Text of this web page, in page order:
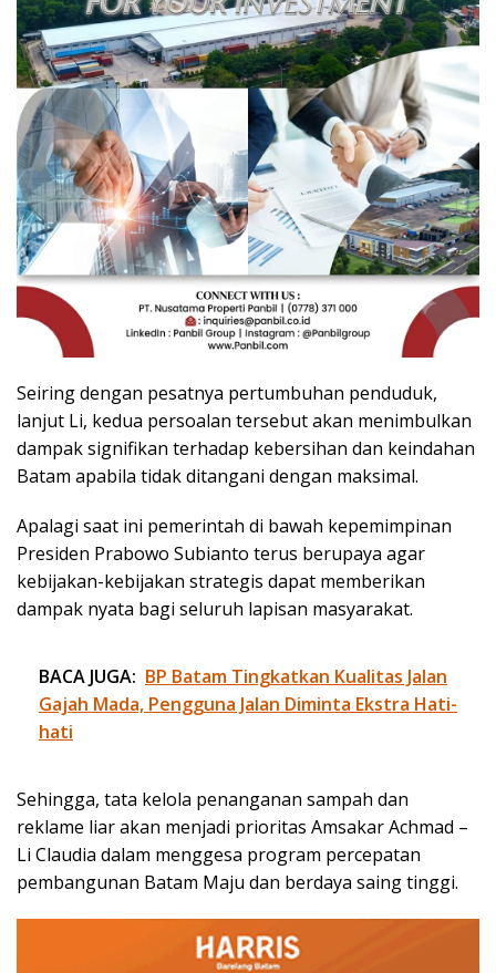
Seiring dengan pesatnya pertumbuhan penduduk,
lanjut Li, kedua persoalan tersebut akan menimbulkan
dampak signifikan terhadap kebersihan dan keindahan
Batam apabila tidak ditangani dengan maksimal.
Apalagi saat ini pemerintah di bawah kepemimpinan
Presiden Prabowo Subianto terus berupaya agar
kebijakan-kebijakan strategis dapat memberikan
dampak nyata bagi seluruh lapisan masyarakat.
BACA JUGA: BP Batam Tingkatkan Kualitas Jalan
Gajah Mada, Pengguna Jalan Diminta Ekstra Hati-
hati
Sehingga, tata kelola penanganan sampah dan
reklame liar akan menjadi prioritas Amsakar Achmad –
Li Claudia dalam menggesa program percepatan
pembangunan Batam Maju dan berdaya saing tinggi.